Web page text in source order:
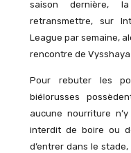
saison dernière,
retransmettre, sur
League par semaine,
rencontre de
Pour rebuter les
biélorusses
aucune nourriture
interdit de boire ou
d’entrer dans le